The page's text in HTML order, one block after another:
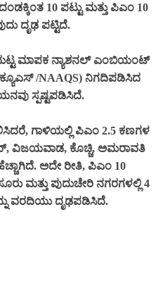
10 ಪಟ್ಟು ಮತ್ತು ಪಿಎಂ 10
ದೃಢ ಪಟ್ಟಿದೆ.
ಮಾಪಕ ನ್ಯಾಶನಲ್‌ ಎಂಬಿಯಂಟ್‌
/NAAQS) ನಿಗದಿಪಡಿಸಿದ
ಸ್ಪಷ್ಟಪಡಿಸಿದೆ.
ಗಾಳಿಯಲ್ಲಿ ಪಿಎಂ 2.5 ಕಣಗಳ
ವಿಜಯವಾಡ, ಕೊಚ್ಚಿ, ಅಮರಾವತಿ
ಅದೇ ರೀತಿ, ಪಿಎಂ 10
ಮತ್ತು ಪುದುಚೇರಿ ನಗರಗಳಲ್ಲಿ 4
ವರದಿಯು ದೃಢಪಡಿಸಿದೆ.